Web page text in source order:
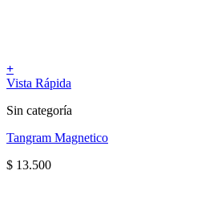
+
Vista Rápida
Sin categoría
Tangram Magnetico
$ 13.500